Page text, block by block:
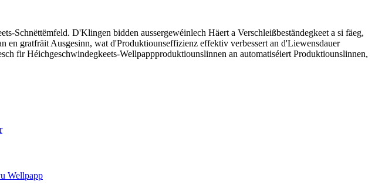
Schnëttëmfeld. D'Klingen bidden aussergewéinlech Häert a Verschleißbeständegkeet a si fäeg,
en gratfräit Ausgesinn, wat d'Produktiounseffizienz effektiv verbessert an d'Liewensdauer
fir Héichgeschwindegkeets-Wellpappproduktiounslinnen an automatiséiert Produktiounslinnen,